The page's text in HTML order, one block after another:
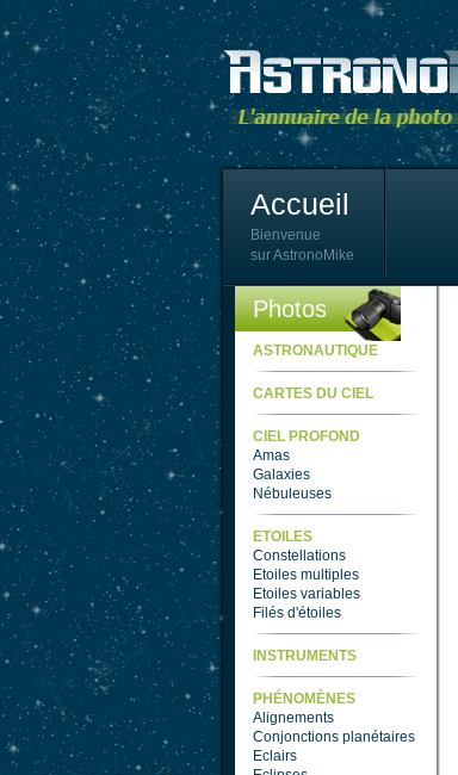
Accueil
Bienvenue
sur AstronoMike
Photos
ASTRONAUTIQUE
CARTES DU CIEL
CIEL PROFOND
Amas
Galaxies
Nébuleuses
ETOILES
Constellations
Etoiles multiples
Etoiles variables
Filés d'étoiles
INSTRUMENTS
PHÉNOMÈNES
Alignements
Conjonctions planétaires
Eclairs